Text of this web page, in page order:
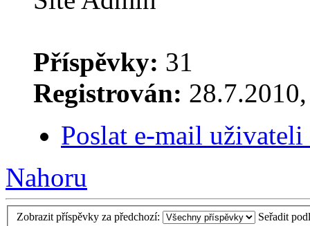
Příspěvky: 31
Registrován:
Poslat e-mail
Nahoru
Zobrazit příspěvky za předchozí: Seřadit